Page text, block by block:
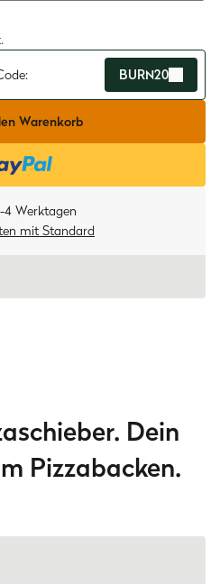
BURN20
Warenkorb
4 Werktagen
mit Standard
Dein
Pizzabacken.